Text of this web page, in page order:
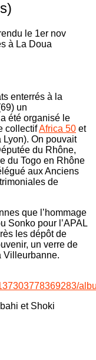
enterrés à la
un
été organisé le
collectifAfrica 50 et
Lyon). On pouvait
du Rhône,
du Togo en Rhône
aux Anciens
de
que l’hommage
Sonko pour l’APAL
les dépôt de
un verre de
Villeurbanne.
et Shoki